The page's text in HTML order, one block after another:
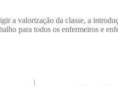
a valorização da classe, a
para todos os enfermeiros e